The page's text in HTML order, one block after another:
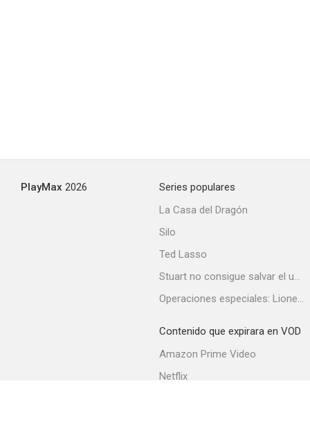
PlayMax 2026
Series populares
La Casa del Dragón
Silo
Ted Lasso
Stuart no consigue salvar el universo
Operaciones especiales: Lioness
Contenido que expirara en VOD
Amazon Prime Video
Netflix